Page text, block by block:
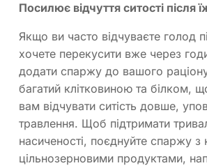
Посилює відчуття ситості після
Якщо ви часто відчуваєте голод
хочете перекусити вже через
додати спаржу до вашого
багатий клітковиною та білком,
вам відчувати ситість довше,
травлення. Щоб підтримати
насиченості, поєднуйте спаржу з
цільнозерновими продуктами,